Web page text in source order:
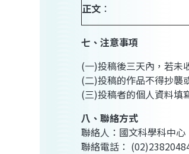
正文 ：
七、注意事項
(一)投稿後三天內，若未
(二)投稿的作品不得抄襲
(三)投稿者的個人資料填
八、聯絡方式
聯絡人：國文科學科中
聯絡電話：